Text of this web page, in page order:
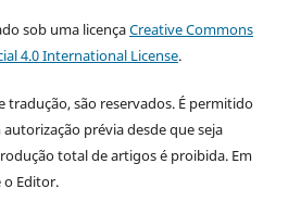
sob uma licençaCreative Commons
4.0 International License.
tradução, são reservados. É permitido
prévia desde que seja
total de artigos é proibida. Em
o Editor.